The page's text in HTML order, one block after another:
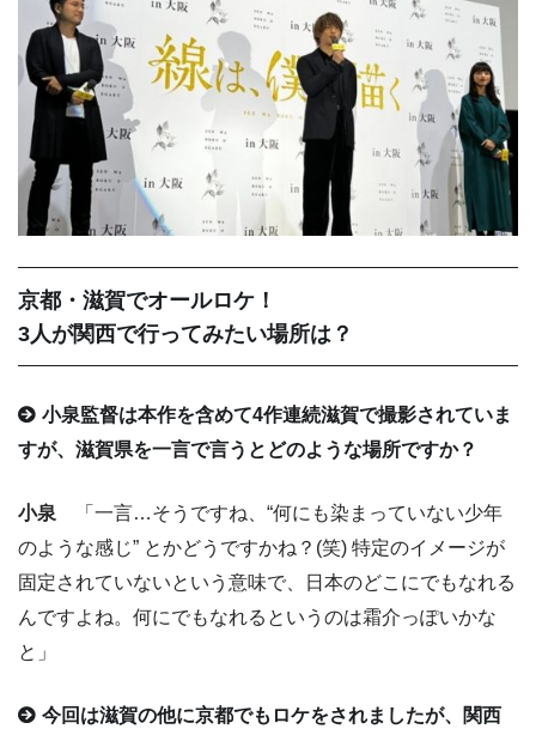
京都・滋賀でオールロケ！
3人が関西で行ってみたい場所は？
小泉監督は本作を含めて4作連続滋賀で撮影されていま
すが、滋賀県を一言で言うとどのような場所ですか？
小泉 「一言…そうですね、“何にも染まっていない少年
のような感じ” とかどうですかね？(笑) 特定のイメージが
固定されていないという意味で、日本のどこにでもなれる
んですよね。何にでもなれるというのは霜介っぽいかな
と」
今回は滋賀の他に京都でもロケをされましたが、関西